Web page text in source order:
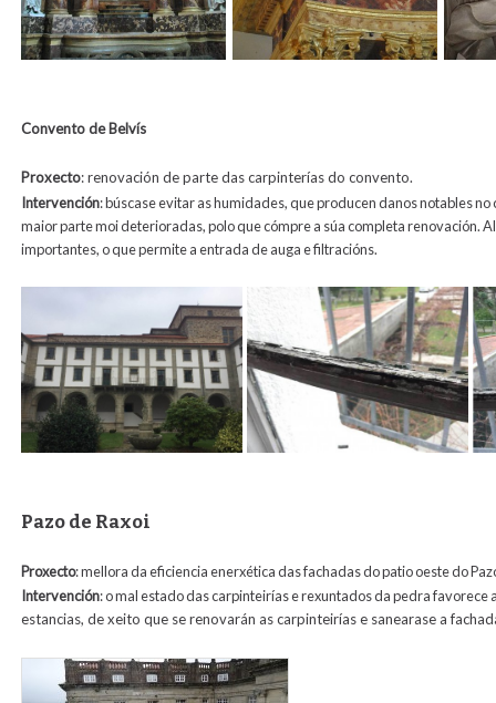
Convento de Belvís
Proxecto: renovación de parte das carpinterías do convento.
Intervención: búscase evitar as humidades, que producen danos notables
maior parte moi deterioradas, polo que cómpre a súa completa renovación.
importantes, o que permite a entrada de auga e filtracións.
Pazo de Raxoi
Proxecto: mellora da eficiencia enerxética das fachadas do patio oeste do
Intervención: o mal estado das carpinteirías e rexuntados da pedra
estancias, de xeito que se renovarán as carpinteirías e sanearase a
raxoi4.jpg